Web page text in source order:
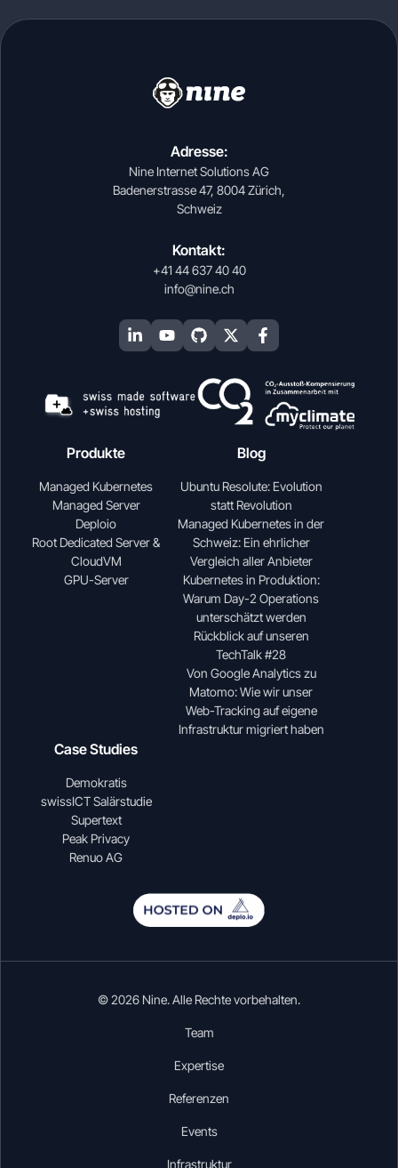
Adresse:
Nine Internet Solutions AG
Badenerstrasse 47, 8004 Zürich,
Schweiz
Kontakt:
+41 44 637 40 40
info@nine.ch
Produkte
Managed Kubernetes
Managed Server
Deploio
Root Dedicated Server &
CloudVM
GPU-Server
Blog
Ubuntu Resolute: Evolution
statt Revolution
Managed Kubernetes in der
Schweiz: Ein ehrlicher
Vergleich aller Anbieter
Kubernetes in Produktion:
Warum Day-2 Operations
unterschätzt werden
Rückblick auf unseren
TechTalk #28
Von Google Analytics zu
Matomo: Wie wir unser
Web-Tracking auf eigene
Infrastruktur migriert haben
Case Studies
Demokratis
swissICT Salärstudie
Supertext
Peak Privacy
Renuo AG
© 2026 Nine. Alle Rechte vorbehalten.
Team
Expertise
Referenzen
Events
Infrastruktur